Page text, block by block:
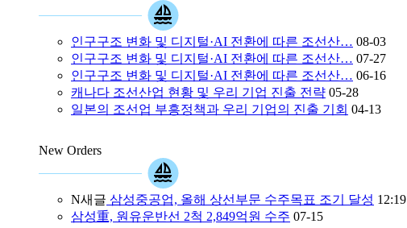
인구구조 변화 및 디지털·AI 전환에 따른 조선산… 08-03
인구구조 변화 및 디지털·AI 전환에 따른 조선산… 07-27
인구구조 변화 및 디지털·AI 전환에 따른 조선산… 06-16
캐나다 조선산업 현황 및 우리 기업 진출 전략 05-28
일본의 조선업 부흥정책과 우리 기업의 진출 기회 04-13
New Orders
N새글 삼성중공업, 올해 상선부문 수주목표 조기 달성 12:19
삼성重, 원유운반선 2척 2,849억원 수주 07-15